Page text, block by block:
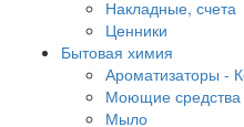
Накладные, счета
Ценники
Бытовая химия
Ароматизаторы -
Моющие средства
Мыло